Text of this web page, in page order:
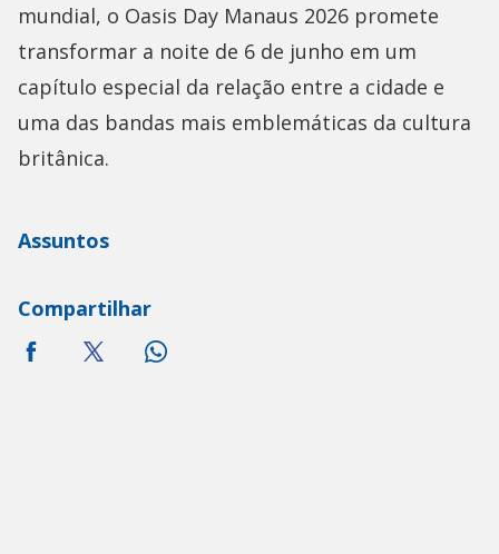
mundial, o Oasis Day Manaus 2026 promete
transformar a noite de 6 de junho em um
capítulo especial da relação entre a cidade e
uma das bandas mais emblemáticas da cultura
britânica.
Assuntos
Compartilhar